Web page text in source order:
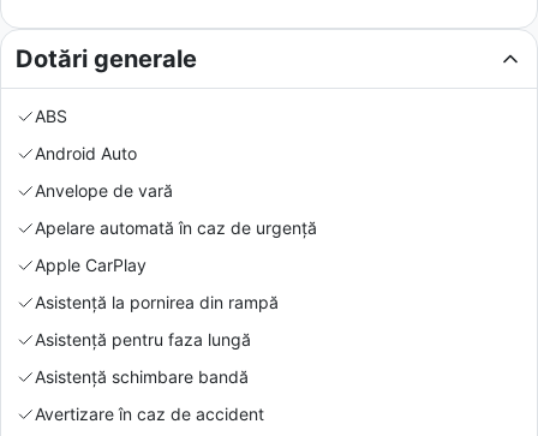
Dotări generale
ABS
Android Auto
Anvelope de vară
Apelare automată în caz de urgență
Apple CarPlay
Asistență la pornirea din rampă
Asistență pentru faza lungă
Asistență schimbare bandă
Avertizare în caz de accident